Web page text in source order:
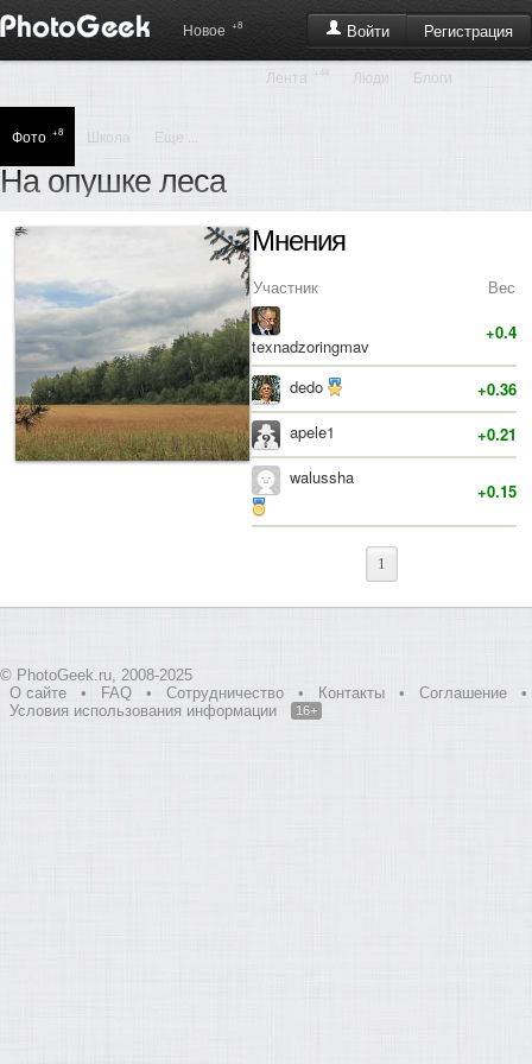
Войти Регистрация
Новое +8
Лента +44 Люди Блоги
Фото +8 Школа Еще ...
На опушке леса
Мнения
Участник Вес
texnadzoringmav
+0.4
dedo
+0.36
apele1
+0.21
walussha
+0.15
1
© PhotoGeek.ru, 2008-2025
О сайте
• FAQ • Сотрудничество • Контакты • Соглашение
•
Условия использования информации
16+